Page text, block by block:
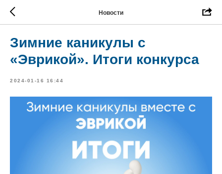
Новости
Зимние каникулы с
«Эврикой». Итоги конкурса
2024-01-16 16:44